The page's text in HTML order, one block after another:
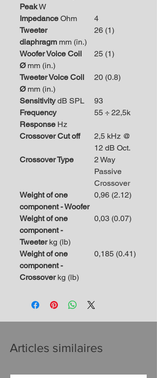
PeakW
Impedance Ohm
4
Tweeter
diaphragm mm (in.)
26 (1)
Woofer Voice Coil
Ømm (in.)
25 (1)
Tweeter Voice Coil
Ømm (in.)
20 (0.8)
SensitivitydB SPL
93
Frequency
Response Hz
55 ÷ 22,5k
Crossover Cut off
2,5 kHz @
12 dB Oct.
Crossover Type
2 Way
Passive
Crossover
Weight of one
component - Woofer
0,96 (2.12)
Weight of one
component -
Tweeterkg (lb)
0,03 (0.07)
Weight of one
component -
Crossoverkg (lb)
0,185 (0.41)
Articles similaires